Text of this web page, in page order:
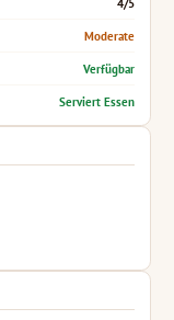
Moderate
Verfügbar
Serviert Essen